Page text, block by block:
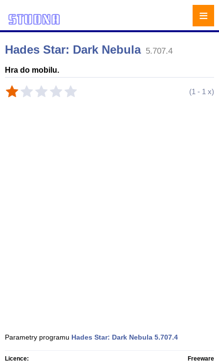
Hades Star: Dark Nebula 5.707.4
Hra do mobilu.
(1 - 1 x)
Parametry programu Hades Star: Dark Nebula 5.707.4
Licence: Freeware
≡